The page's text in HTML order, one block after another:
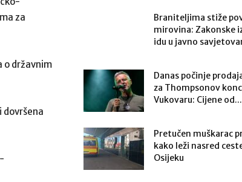
za
o državnim
dovršena
Braniteljima stiže
mirovina: Zakonske
idu u javno
Danas počinje
za Thompsonov
Vukovaru: Cijene od...
Pretučen muškarac
kako leži nasred
Osijeku